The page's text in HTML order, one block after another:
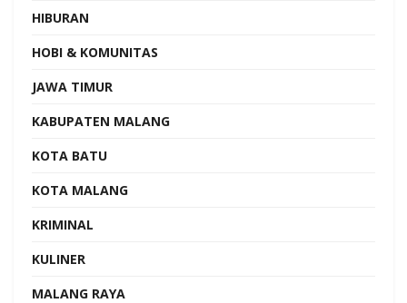
HIBURAN
HOBI & KOMUNITAS
JAWA TIMUR
KABUPATEN MALANG
KOTA BATU
KOTA MALANG
KRIMINAL
KULINER
MALANG RAYA